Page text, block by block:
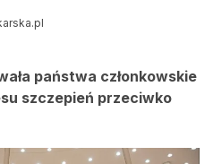
państwa członkowskie
szczepień przeciwko